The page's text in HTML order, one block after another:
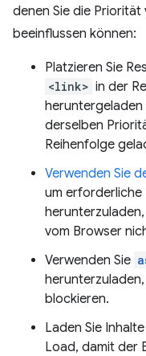
denen Sie die
beeinflussen können:
Platzieren Sie
<link> in der
heruntergeladen
derselben
Reihenfolge
Verwenden Sie
um erforderliche
vom Browser
Verwenden Sie
blockieren.
Laden Sie
Load, damit der